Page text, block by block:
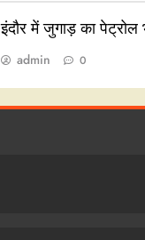
इंदौर में जुगाड़ का पेट्रोल
admin 0